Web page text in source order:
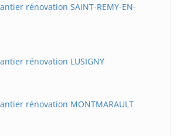
rénovation SAINT-REMY-EN-
rénovation LUSIGNY
rénovation MONTMARAULT